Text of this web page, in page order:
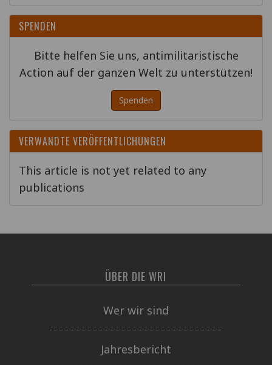
SPENDEN
Bitte helfen Sie uns, antimilitaristische
Action auf der ganzen Welt zu unterstützen!
Spenden
VERWANDTE VERÖFFENTLICHUNGEN
This article is not yet related to any
publications
ÜBER DIE WRI
Wer wir sind
Jahresbericht